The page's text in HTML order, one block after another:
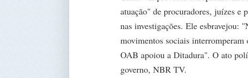
atuação" de procuradores, juízes e
nas investigações. Ele esbravejou:
movimentos sociais
OAB apoiou a Ditadura". O ato
governo, NBR TV.